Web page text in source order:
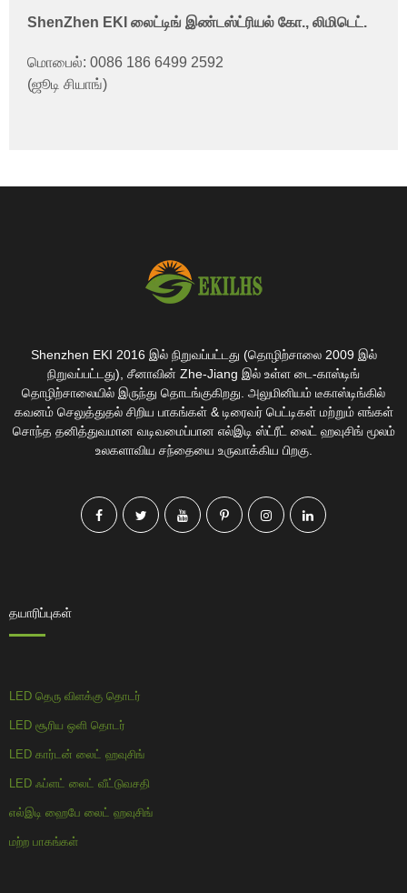
ShenZhen EKI லைட்டிங் இண்டஸ்ட்ரியல் கோ., லிமிடெட்.
மொபைல்: 0086 186 6499 2592
(ஜூடி சியாங்)
Shenzhen EKI 2016 இல் நிறுவப்பட்டது (தொழிற்சாலை 2009 இல்
நிறுவப்பட்டது), சீனாவின் Zhe-Jiang இல் உள்ள டை-காஸ்டிங்
தொழிற்சாலையில் இருந்து தொடங்குகிறது. அலுமினியம் டீகாஸ்டிங்கில்
கவனம் செலுத்துதல் சிறிய பாகங்கள் & டிரைவர் பெட்டிகள் மற்றும் எங்கள்
சொந்த தனித்துவமான வடிவமைப்பான எல்இடி ஸ்ட்ரீட் லைட் ஹவுசிங் மூலம்
உலகளாவிய சந்தையை உருவாக்கிய பிறகு.
தயாரிப்புகள்
LED தெரு விளக்கு தொடர்
LED சூரிய ஒளி தொடர்
LED கார்டன் லைட் ஹவுசிங்
LED ஃப்ளட் லைட் வீட்டுவசதி
எல்இடி ஹைபே லைட் ஹவுசிங்
மற்ற பாகங்கள்